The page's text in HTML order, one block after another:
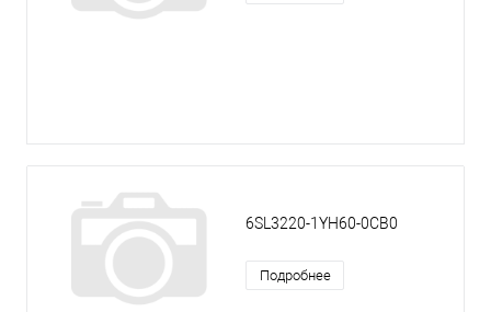
6SL3220-1YH60-0CB0
Подробнее